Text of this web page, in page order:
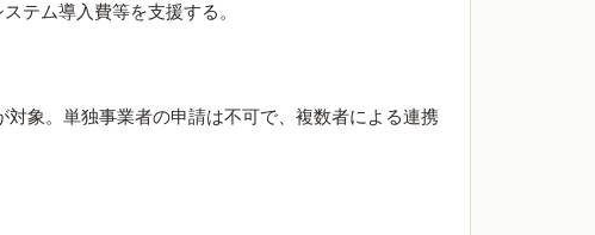
テム導入費等を支援する。
象。単独事業者の申請は不可で、複数者による連携